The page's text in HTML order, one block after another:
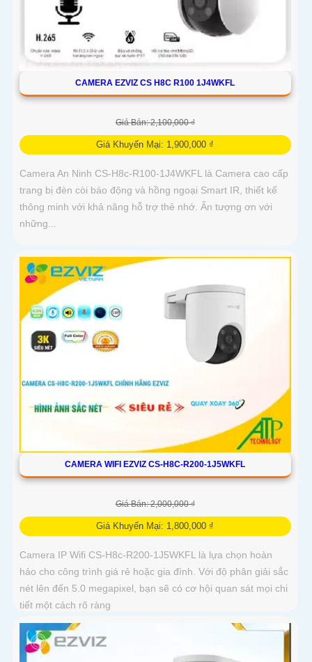
CAMERA EZVIZ CS H8C R100 1J4WKFL
Giá Bán: 2,100,000 ₫
Giá Khuyến Mại: 1,900,000 ₫
Camera An Ninh CS-H8c-R100-1J4WKFL là Camera cao cấp
trang bị đèn còi báo động và hồng ngoại Smart IR, thiết kế
thông minh với khả năng hỗ trợ thẻ nhớ. Ấn tượng ơn với
những...
CAMERA WIFI EZVIZ CS-H8C-R200-1J5WKFL
Giá Bán: 2,000,000 ₫
Giá Khuyến Mại: 1,800,000 ₫
Camera IP Wifi CS-H8c-R200-1J5WKFL là lựa chọn hoàn
hảo cho công trình giá rẻ hoặc gia đình. Với độ phân giải sắc
nét lên đến 5.0 megapixel, bạn sẽ có cơ hội quan sát mọi chi
tiết một cách rõ ràng